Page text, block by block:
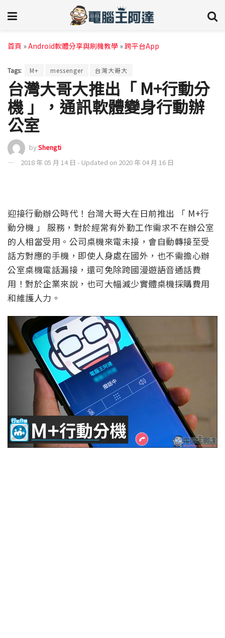
首頁 »Android軟體分享與刷機教學 »跨平台App
Tags: M+ messenger 台灣大哥大
台灣大哥大推出「 M+行動分
機 」，通訊軟體變身行動辦
公室
byShengti
2018 年 05 月 14 日 - Updated on 2020 年 04 月 16 日
迎接行動辦公時代！台灣大哥大在日前推出 「 M+行
動分機 」 服務，對於經常有外勤工作需求不在辦公室
的人相當受用。公司桌機來電未接，會自動轉接至受
話方對應的手機，即使人身處在國外，也不需擔心辦
公室桌機電話漏接，還可免除跨國漫遊語音通話費
用！對於企業來說，也可大幅減少實體桌機採購費用
和維護人力。